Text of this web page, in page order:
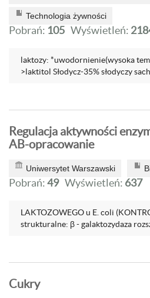
Technologia żywności
Pobrań: 105 Wyświetleń:
laktozy: *uwodornienie(wysoka
>laktitol Słodycz-35% słodyczy
Regulacja aktywności
AB-opracowanie
Uniwersytet Warszawski
Pobrań:49 Wyświetleń: 637
LAKTOZOWEGO u E. coli
strukturalne: β - galaktozydaza
Cukry